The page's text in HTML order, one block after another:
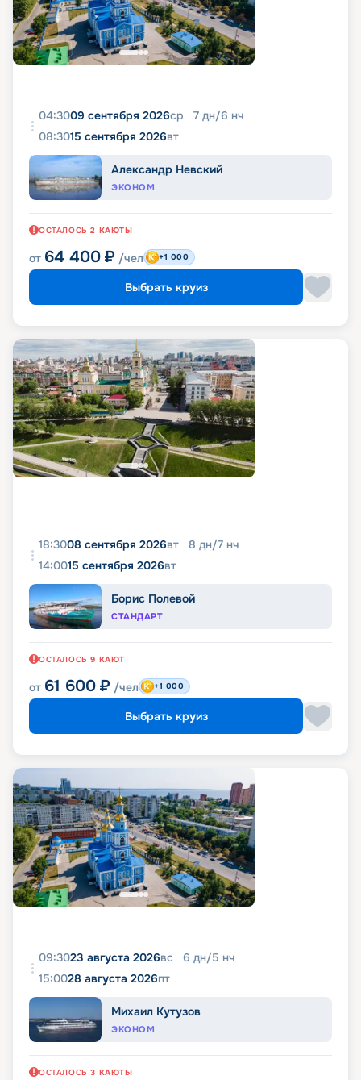
04:3009 сентября 2026ср 7 дн/6 нч
08:3015 сентября 2026вт
Александр Невский
ЭКОНОМ
ОСТАЛОСЬ 2 КАЮТЫ
от 64 400 ₽ /чел +1 000
Выбрать круиз
18:3008 сентября 2026вт 8 дн/7 нч
14:0015 сентября 2026вт
Борис Полевой
СТАНДАРТ
ОСТАЛОСЬ 9 КАЮТ
от 61 600 ₽ /чел +1 000
Выбрать круиз
09:3023 августа 2026вс 6 дн/5 нч
15:0028 августа 2026пт
Михаил Кутузов
ЭКОНОМ
ОСТАЛОСЬ 3 КАЮТЫ